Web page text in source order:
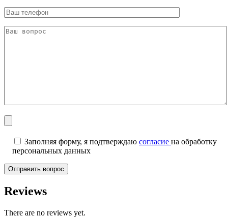
Заполняя форму, я подтверждаю согласие на обработку
персональных данных
Reviews
There are no reviews yet.